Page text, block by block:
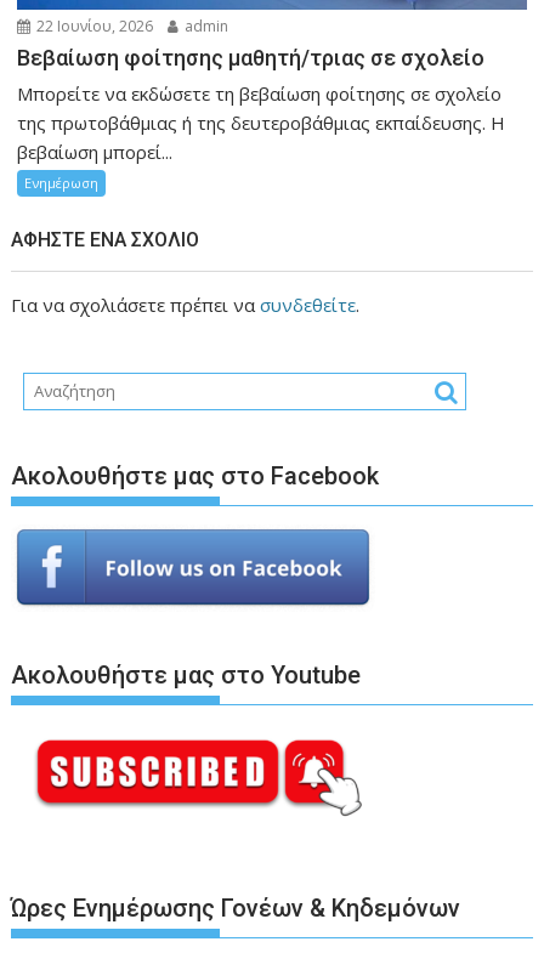
22 Ιουνίου, 2026 admin
Βεβαίωση φοίτησης μαθητή/τριας σε σχολείο
Μπορείτε να εκδώσετε τη βεβαίωση φοίτησης σε σχολείο
της πρωτοβάθμιας ή της δευτεροβάθμιας εκπαίδευσης. Η
βεβαίωση μπορεί...
Ενημέρωση
ΑΦΉΣΤΕ ΈΝΑ ΣΧΌΛΙΟ
Για να σχολιάσετε πρέπει νασυνδεθείτε.
Ακολουθήστε μας στο Facebook
Ακολουθήστε μας στο Youtube
Ώρες Ενημέρωσης Γονέων & Κηδεμόνων